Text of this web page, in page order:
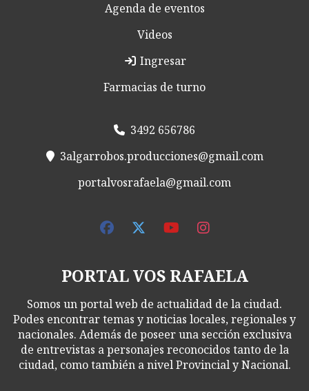
Agenda de eventos
Videos
Ingresar
Farmacias de turno
PORTAL VOS RAFAELA
Somos un portal web de actualidad de la ciudad.
Podes encontrar temas y noticias locales, regionales y
nacionales. Además de poseer una sección exclusiva
de entrevistas a personajes reconocidos tanto de la
ciudad, como también a nivel Provincial y Nacional.
3492 656786
3algarrobos.producciones@gmail.com
portalvosrafaela@gmail.com